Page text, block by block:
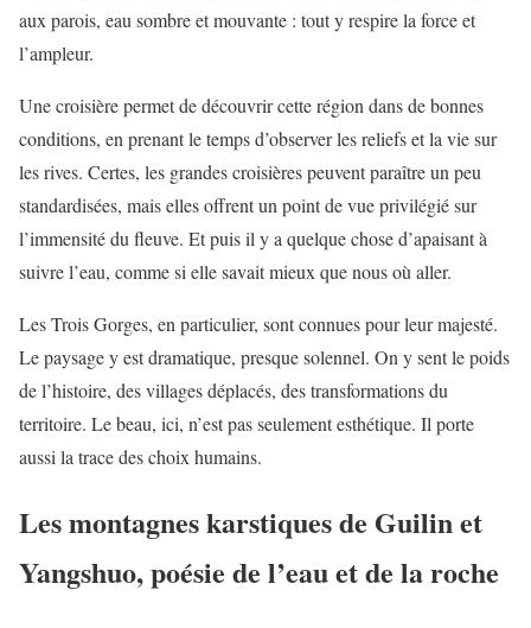
aux parois, eau sombre et mouvante : tout y respire la force et
l’ampleur.
Une croisière permet de découvrir cette région dans de bonnes
conditions, en prenant le temps d’observer les reliefs et la vie sur
les rives. Certes, les grandes croisières peuvent paraître un peu
standardisées, mais elles offrent un point de vue privilégié sur
l’immensité du fleuve. Et puis il y a quelque chose d’apaisant à
suivre l’eau, comme si elle savait mieux que nous où aller.
Les Trois Gorges, en particulier, sont connues pour leur majesté.
Le paysage y est dramatique, presque solennel. On y sent le poids
de l’histoire, des villages déplacés, des transformations du
territoire. Le beau, ici, n’est pas seulement esthétique. Il porte
aussi la trace des choix humains.
Les montagnes karstiques de Guilin et
Yangshuo, poésie de l’eau et de la roche